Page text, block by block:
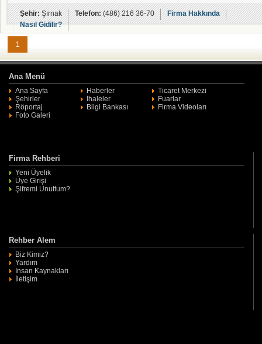
Şehir:Şırnak Telefon:(486) 216 36-70
Firma Hakkında
Nasıl Gidilir?
1
Ana Menü
Ana Sayfa Haberler
Ticaret Merkezi
Şehirler
İhaleler
Fuarlar
Röportaj
Bilgi Bankası
Firma Videoları
Foto Galeri
Firma Rehberi
Yeni Üyelik
Üye Girişi
Şifremi Unuttum?
Rehber Alem
Biz Kimiz?
Yardım
İnsan Kaynakları
İletişim